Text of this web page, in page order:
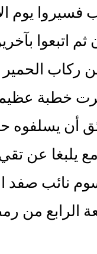
يوم
اتبعوا
الحمير
خطبة
أن يسلفوه
عن
نائب صفد
الرابع